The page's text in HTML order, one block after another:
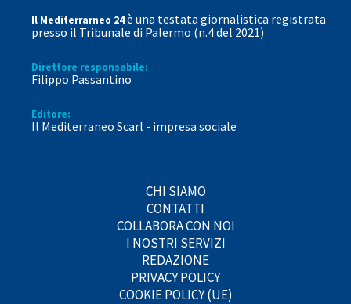
Il Mediterrarneo 24è una testata giornalistica registrata
presso il Tribunale di Palermo (n.4 del 2021)
Direttore responsabile:
Filippo Passantino
Editore:
Il Mediterraneo Scarl - impresa sociale
CHI SIAMO
CONTATTI
COLLABORA CON NOI
I NOSTRI SERVIZI
REDAZIONE
PRIVACY POLICY
COOKIE POLICY (UE)